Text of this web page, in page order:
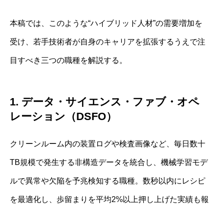
本稿では、このような“ハイブリッド人材”の需要増加を
受け、若手技術者が自身のキャリアを拡張するうえで注
目すべき三つの職種を解説する。
1. データ・サイエンス・ファブ・オペ
レーション（DSFO）
クリーンルーム内の装置ログや検査画像など、毎日数十
TB規模で発生する非構造データを統合し、機械学習モデ
ルで異常や欠陥を予兆検知する職種。数秒以内にレシピ
を最適化し、歩留まりを平均2%以上押し上げた実績も報